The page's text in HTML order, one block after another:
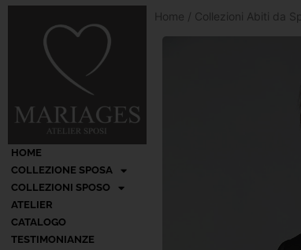
HOME
COLLEZIONE SPOSA
COLLEZIONI SPOSO
ATELIER
CATALOGO
TESTIMONIANZE
Home / Collezioni Abiti da